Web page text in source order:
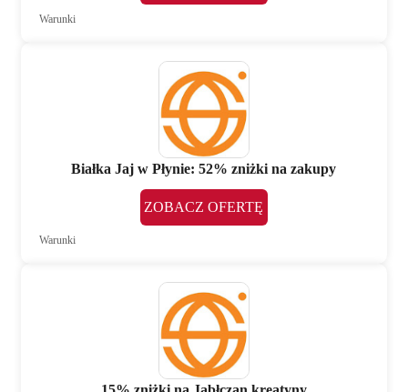
Warunki
Białka Jaj w Płynie: 52% zniżki na zakupy
ZOBACZ OFERTĘ
Warunki